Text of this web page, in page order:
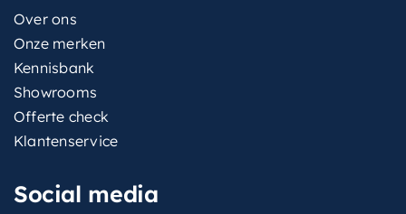
Over ons
Onze merken
Kennisbank
Showrooms
Offerte check
Klantenservice
Social media